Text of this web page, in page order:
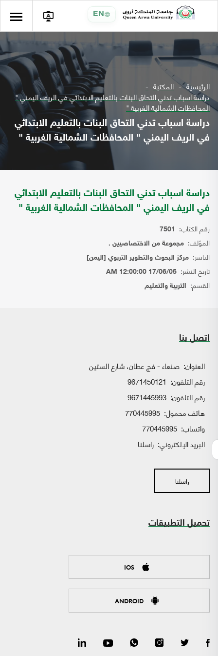
EN
الرئيسية المكتبة
دراسة اسباب تدني التحاق البنات بالتعليم الابتدائي في الريف اليمني "
المحافظات الشمالية الغربية "
دراسة اسباب تدني التحاق البنات بالتعليم الابتدائي
في الريف اليمني " المحافظات الشمالية الغربية "
دراسة اسباب تدني التحاق البنات بالتعليم الابتدائي
في الريف اليمني " المحافظات الشمالية الغربية "
رقم الكتاب: 7501
المؤلف: مجموعة من الاختصاصيين .
الناشر: مركز البحوث والتطوير التربوي [اليمن]
تاريخ النشر: 17/06/05 12:00:00 AM
القسم: التربية والتعليم
اتصل بنا
العنوان: صنعاء - فج عطان، شارع الستين
رقم التلفون: 9671450121
رقم التلفون: 9671445993
هاتف محمول: 770445995
واتساب:
البريد الإلكتروني: راسلنا
راسلنا
تحميل التطبيقات
IOS
ANDROID